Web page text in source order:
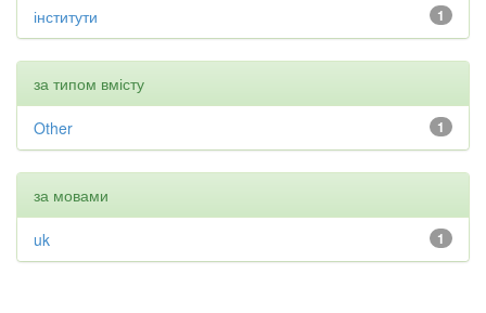
1
інститути
за типом вмісту
1
Other
за мовами
1
uk